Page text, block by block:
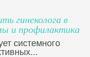
гинеколога в
и профилактика
системного